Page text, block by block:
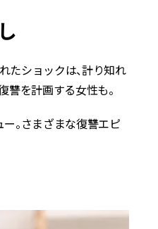
たショックは、計り知れ
讐を計画する女性も。
。さまざまな復讐エピ
BEAUTY
WEDDING Feb, 16, 2026
WEDDING